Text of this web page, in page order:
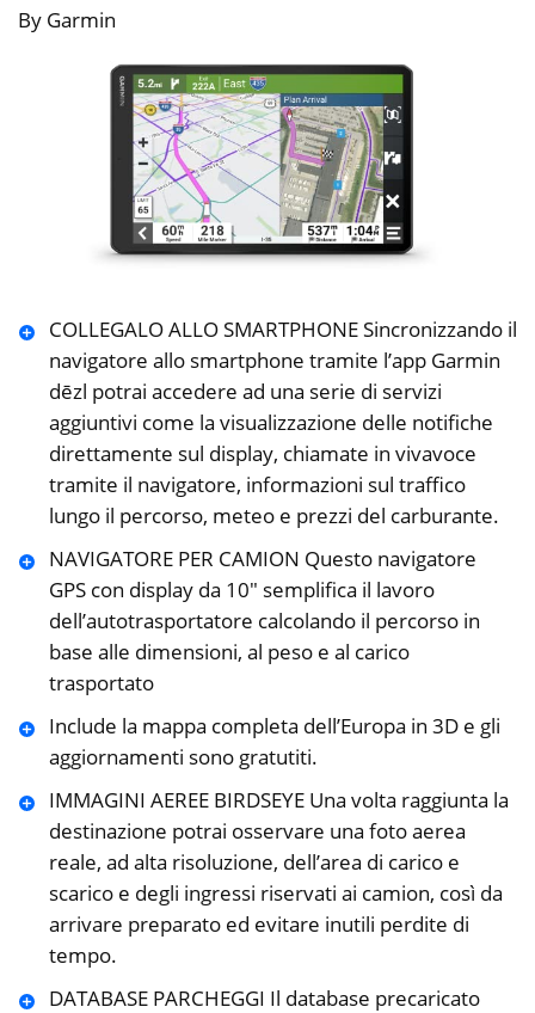
By Garmin
COLLEGALO ALLO SMARTPHONE Sincronizzando il
navigatore allo smartphone tramite l’app Garmin
dēzl potrai accedere ad una serie di servizi
aggiuntivi come la visualizzazione delle notifiche
direttamente sul display, chiamate in vivavoce
tramite il navigatore, informazioni sul traffico
lungo il percorso, meteo e prezzi del carburante.
NAVIGATORE PER CAMION Questo navigatore
GPS con display da 10″ semplifica il lavoro
dell’autotrasportatore calcolando il percorso in
base alle dimensioni, al peso e al carico
trasportato
Include la mappa completa dell’Europa in 3D e gli
aggiornamenti sono gratutiti.
IMMAGINI AEREE BIRDSEYE Una volta raggiunta la
destinazione potrai osservare una foto aerea
reale, ad alta risoluzione, dell’area di carico e
scarico e degli ingressi riservati ai camion, così da
arrivare preparato ed evitare inutili perdite di
tempo.
DATABASE PARCHEGGI Il database precaricato